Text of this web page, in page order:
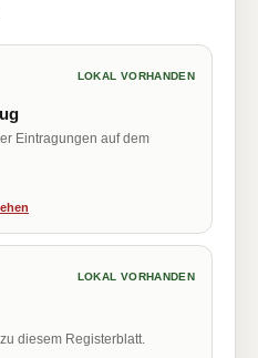
LOKAL VORHANDEN
Eintragungen auf dem
LOKAL VORHANDEN
diesem Registerblatt.